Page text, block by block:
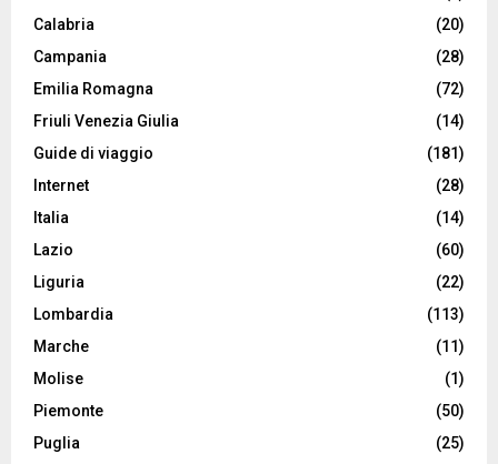
Calabria
(20)
Campania
(28)
Emilia Romagna
(72)
Friuli Venezia Giulia
(14)
Guide di viaggio
(181)
Internet
(28)
Italia
(14)
Lazio
(60)
Liguria
(22)
Lombardia
(113)
Marche
(11)
Molise
(1)
Piemonte
(50)
Puglia
(25)